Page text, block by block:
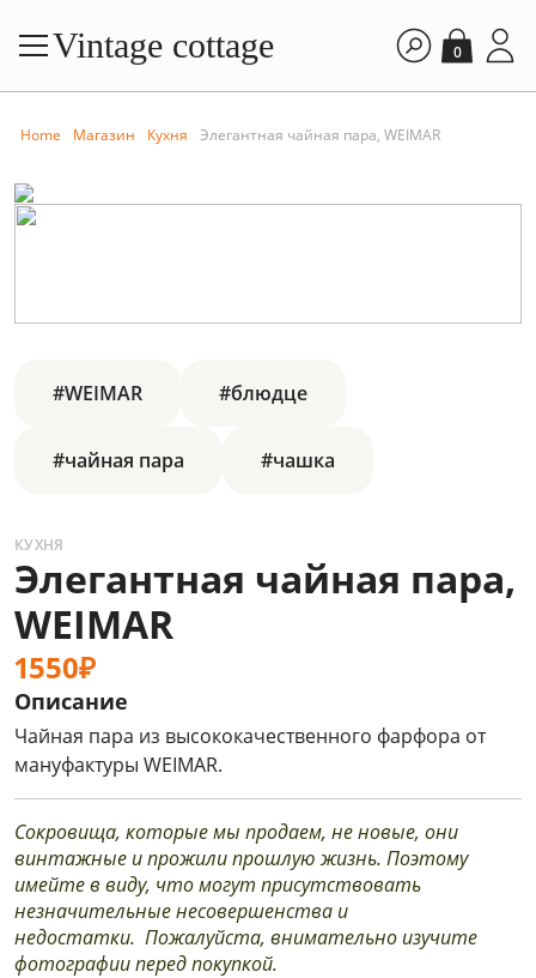
Vintage cottage 0
Home Магазин Кухня Элегантная чайная пара, WEIMAR
#WEIMAR #блюдце
#чайная пара #чашка
КУХНЯ
Элегантная чайная пара,
WEIMAR
1550₽
Описание
Чайная пара из высококачественного фарфора от
мануфактуры WEIMAR.
Сокровища, которые мы продаем, не новые, они
винтажные и прожили прошлую жизнь. Поэтому
имейте в виду, что могут присутствовать
незначительные несовершенства и
недостатки. Пожалуйста, внимательно изучите
фотографии перед покупкой.